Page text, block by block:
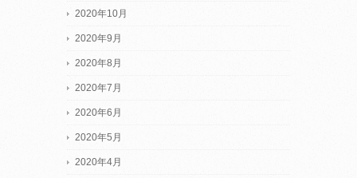
2020年10月
2020年9月
2020年8月
2020年7月
2020年6月
2020年5月
2020年4月